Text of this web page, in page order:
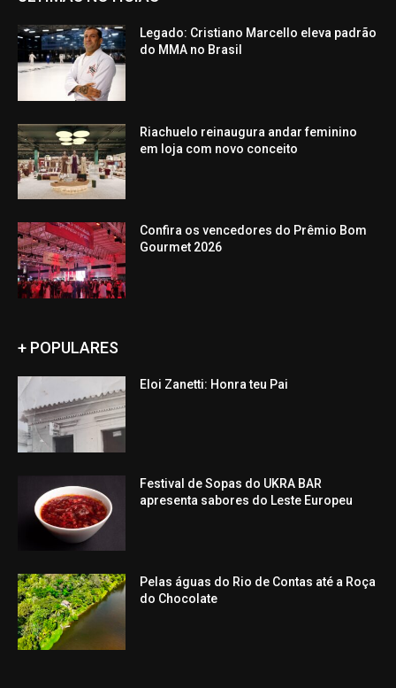
Legado: Cristiano Marcello eleva padrão
do MMA no Brasil
Riachuelo reinaugura andar feminino
em loja com novo conceito
Confira os vencedores do Prêmio Bom
Gourmet 2026
+ POPULARES
Eloi Zanetti: Honra teu Pai
Festival de Sopas do UKRA BAR
apresenta sabores do Leste Europeu
Pelas águas do Rio de Contas até a Roça
do Chocolate